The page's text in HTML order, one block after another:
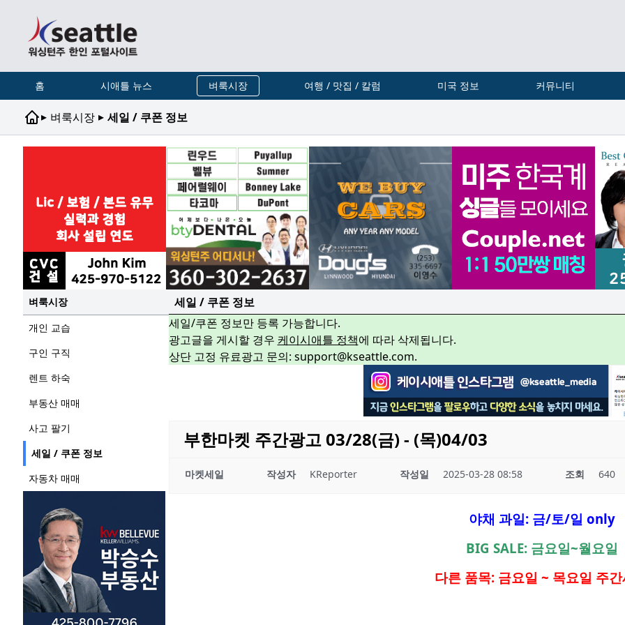
홈 시애틀 뉴스 벼룩시장 여행 / 맛집 / 칼럼 미국 정보 커뮤니티
▸ 벼룩시장 ▸ 세일 / 쿠폰 정보
벼룩시장
개인 교습
구인 구직
렌트 하숙
부동산 매매
사고 팔기
세일 / 쿠폰 정보
자동차 매매
세일 / 쿠폰 정보
세일/쿠폰 정보만 등록 가능합니다.
광고글을 게시할 경우 케이시애틀 정책에 따라 삭제됩니다.
상단 고정 유료광고 문의: support@kseattle.com.
부한마켓 주간광고 03/28(금) - (목)04/03
마켓세일 작성자 KReporter 작성일 2025-03-28 08:58 조회 640
야채 과일: 금/토/일 only
BIG SALE: 금요일~월요일
다른 품목: 금요일 ~ 목요일 주